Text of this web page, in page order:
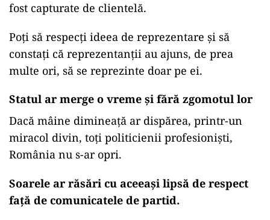
fost capturate de clientelă.
Poți să respecți ideea de reprezentare și să
constați că reprezentanții au ajuns, de prea
multe ori, să se reprezinte doar pe ei.
Statul ar merge o vreme și fără zgomotul lor
Dacă mâine dimineață ar dispărea, printr-un
miracol divin, toți politicienii profesioniști,
România nu s-ar opri.
Soarele ar răsări cu aceeași lipsă de respect
față de comunicatele de partid.